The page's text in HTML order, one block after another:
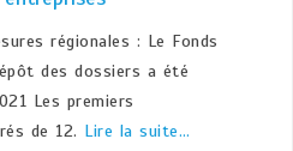
régionales : Le Fonds
des dossiers a été
Les premiers
de 12. Lire la suite…